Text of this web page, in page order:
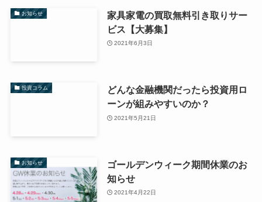
お知らせ
家具家電の買取無料引き取りサー
ビス【大募集】
2021年6月3日
投資コラム
どんな金融機関だったら投資用ロ
ーンが組みやすいのか？
2021年5月21日
お知らせ
ゴールデンウィーク期間休業のお
知らせ
2021年4月22日